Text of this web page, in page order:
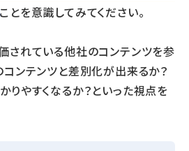
ことを意識してみてください。
されている他社のコンテンツを参
コンテンツと差別化が出来るか？
りやすくなるか？といった視点を